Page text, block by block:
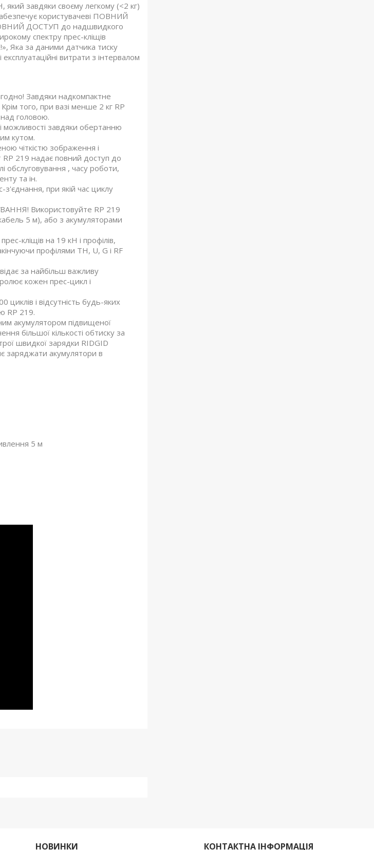
який завдяки своєму легкому (<2 кг)
користувачеві ПОВНИЙ
ПОВНИЙ ДОСТУП до надшвидкого
спектру прес-кліщів
Яка за даними датчика тиску
витрати з інтервалом
Завдяки надкомпактне
того, при вазі менше 2 кг RP
головою.
можливості завдяки обертанню
кутом.
чіткістю зображення і
219 надає повний доступ до
обслуговування , часу роботи,
та ін.
при якій час циклу
Використовуйте RP 219
5 м), або з акумуляторами
кліщів на 19 кН і профілів,
профілями TH, U, G і RF
за найбільш важливу
кожен прес-цикл і
циклів і відсутність будь-яких
RP 219.
акумулятором підвищеної
більшої кількості обтиску за
швидкої зарядки RIDGID
заряджати акумулятори в
5 м
НОВИНКИ КОНТАКТНА ІНФОРМАЦІЯ